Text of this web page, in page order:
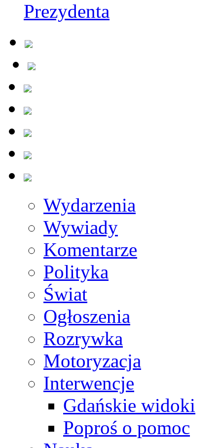
Prezydenta
Wydarzenia
Wywiady
Komentarze
Polityka
Świat
Ogłoszenia
Rozrywka
Motoryzacja
Interwencje
Gdańskie widoki
Poproś o pomoc